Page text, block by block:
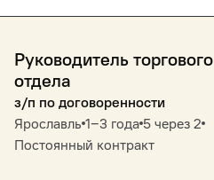
Руководитель торгового
отдела
з/п по договоренности
Ярославль 1‒3 года 5 через 2
Постоянный контракт